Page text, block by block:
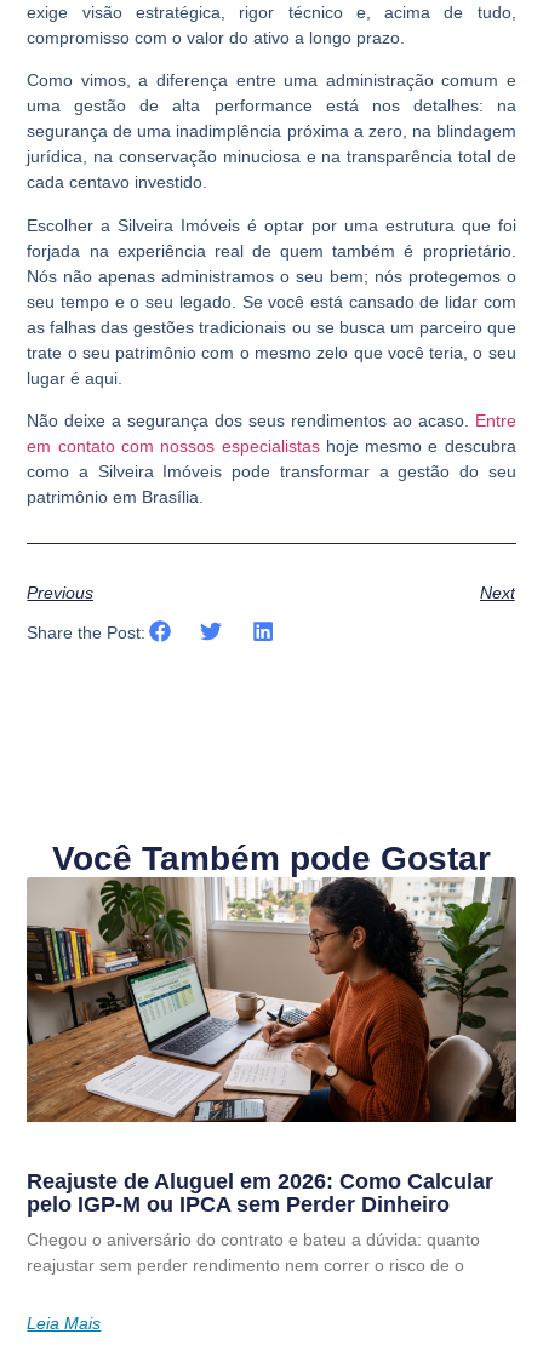
exige visão estratégica, rigor técnico e, acima de tudo,
compromisso com o valor do ativo a longo prazo.
Como vimos, a diferença entre uma administração comum e
uma gestão de alta performance está nos detalhes: na
segurança de uma inadimplência próxima a zero, na blindagem
jurídica, na conservação minuciosa e na transparência total de
cada centavo investido.
Escolher a Silveira Imóveis é optar por uma estrutura que foi
forjada na experiência real de quem também é proprietário.
Nós não apenas administramos o seu bem; nós protegemos o
seu tempo e o seu legado. Se você está cansado de lidar com
as falhas das gestões tradicionais ou se busca um parceiro que
trate o seu patrimônio com o mesmo zelo que você teria, o seu
lugar é aqui.
Não deixe a segurança dos seus rendimentos ao acaso.
Entre
em contato com nossos especialistashoje mesmo e descubra
como a Silveira Imóveis pode transformar a gestão do seu
patrimônio em Brasília.
Previous Next
Share the Post:
Você Também pode Gostar
Reajuste de Aluguel em 2026: Como Calcular
pelo IGP-M ou IPCA sem Perder Dinheiro
Chegou o aniversário do contrato e bateu a dúvida: quanto
reajustar sem perder rendimento nem correr o risco de o
Leia Mais